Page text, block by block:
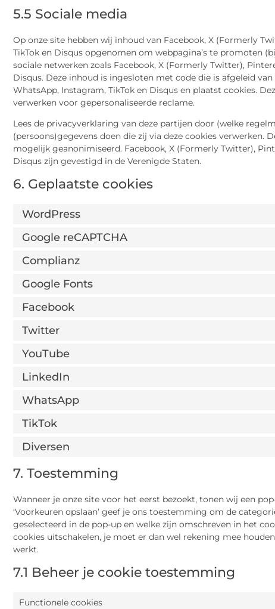
5.5 Sociale media
Op onze site hebben wij inhoud van Facebook, X (Formerly
TikTok en Disqus opgenomen om webpagina’s te promoten
sociale netwerken zoals Facebook, X (Formerly Twitter),
Disqus. Deze inhoud is ingesloten met code die is afgeleid
WhatsApp, Instagram, TikTok en Disqus en plaatst cookies.
verwerken voor gepersonaliseerde reclame.
Lees de privacyverklaring van deze partijen door (welke
(persoons)gegevens doen die zij via deze cookies verwerken.
mogelijk geanonimiseerd. Facebook, X (Formerly Twitter),
Disqus zijn gevestigd in de Verenigde Staten.
6. Geplaatste cookies
WordPress
Google reCAPTCHA
Complianz
Google Fonts
Facebook
Twitter
YouTube
LinkedIn
WhatsApp
TikTok
Diversen
7. Toestemming
Wanneer je onze site voor het eerst bezoekt, tonen wij een
‘Voorkeuren opslaan’ geef je ons toestemming om de
geselecteerd in de pop-up en welke zijn omschreven in het
cookies uitschakelen, je moet er dan wel rekening mee
werkt.
7.1 Beheer je cookie toestemming
Functionele cookies